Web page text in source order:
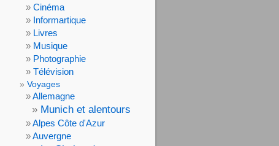
Cinéma
Informartique
Livres
Musique
Photographie
Télévision
Voyages
Allemagne
Munich et alentours
Alpes Côte d'Azur
Auvergne